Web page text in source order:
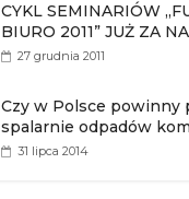
CYKL SEMINARIÓW
BIURO 2011” JUŻ ZA
27 grudnia 2011
Czy w Polsce powinny
spalarnie odpadów
31 lipca 2014